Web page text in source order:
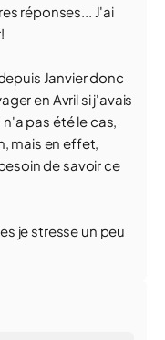
réponses... J'ai
Janvier donc
en Avril si j'avais
pas été le cas,
mais en effet,
de savoir ce
je stresse un peu